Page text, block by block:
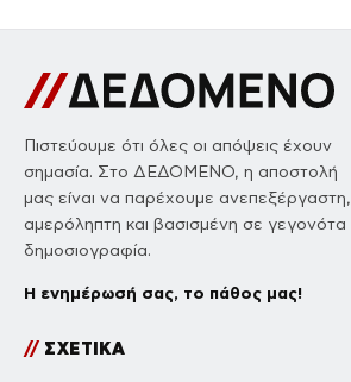
Πιστεύουμε ότι όλες οι απόψεις έχουν
σημασία. Στο ΔΕΔΟΜΕΝΟ, η αποστολή
μας είναι να παρέχουμε ανεπεξέργαστη,
αμερόληπτη και βασισμένη σε γεγονότα
δημοσιογραφία.
Η ενημέρωσή σας, το πάθος μας!
//ΣΧΕΤΙΚΑ